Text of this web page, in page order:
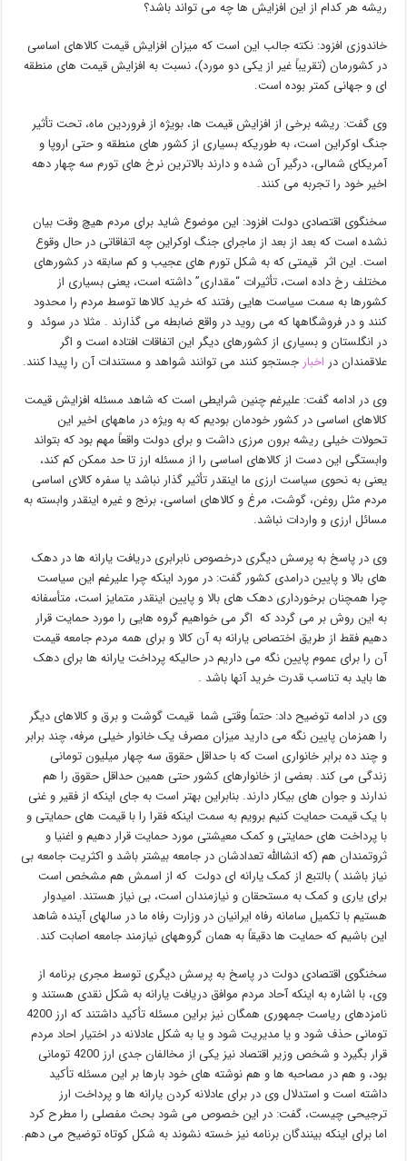
ریشه هر کدام از این افزایش ها چه می تواند باشد؟
خاندوزی افزود: نکته جالب این است که میزان افزایش قیمت کالاهای اساسی
در کشورمان (تقریباً غیر از یکی دو مورد)، نسبت به افزایش قیمت های منطقه
ای و جهانی کمتر بوده است.
وی گفت: ریشه برخی از افزایش قیمت ها، بویژه از فروردین ماه، تحت تأثیر
جنگ اوکراین است، به طوریکه بسیاری از کشور های منطقه و حتی اروپا و
آمریکای شمالی، درگیر آن شده و دارند بالاترین نرخ های تورم سه چهار دهه
اخیر خود را تجربه می کنند.
سخنگوی اقتصادی دولت افزود: این موضوع شاید برای مردم هیچ وقت بیان
نشده است که بعد از بعد از ماجرای جنگ اوکراین چه اتفاقاتی در حال وقوع
است. این اثر قیمتی که به شکل تورم های عجیب و کم سابقه در کشورهای
مختلف رخ داده است، تأثیرات “مقداری” داشته است، یعنی بسیاری از
کشورها به سمت سیاست هایی رفتند که خرید کالاها توسط مردم را محدود
کنند و در فروشگاهها که می روید در واقع ضابطه می گذارند . مثلا در سوئد و
در انگلستان و بسیاری از کشورهای دیگر این اتفاقات افتاده است و اگر
علاقمندان در اخبارجستجو کنند می توانند شواهد و مستندات آن را پیدا کنند.
وی در ادامه گفت: علیرغم چنین شرایطی است که شاهد مسئله افزایش قیمت
کالاهای اساسی در کشور خودمان بودیم که به ویژه در ماههای اخیر این
تحولات خیلی ریشه برون مرزی داشت و برای دولت واقعاً مهم بود که بتواند
وابستگی این دست از کالاهای اساسی را از مسئله ارز تا حد ممکن کم کند،
یعنی به نحوی سیاست ارزی ما اینقدر تأثیر گذار نباشد یا سفره کالای اساسی
مردم مثل روغن، گوشت، مرغ و کالاهای اساسی، برنج و غیره اینقدر وابسته به
مسائل ارزی و واردات نباشد.
وی در پاسخ به پرسش دیگری درخصوص نابرابری دریافت یارانه ها در دهک
های بالا و پایین درامدی کشور گفت: در مورد اینکه چرا علیرغم این سیاست
چرا همچنان برخورداری دهک های بالا و پایین اینقدر متمایز است، متأسفانه
به این روش بر می گردد که اگر می خواهیم گروه هایی را مورد حمایت قرار
دهیم فقط از طریق اختصاص یارانه به آن کالا و برای همه مردم جامعه قیمت
آن را برای عموم پایین نگه می داریم در حالیکه پرداخت یارانه ها برای دهک
ها باید به تناسب قدرت خرید آنها باشد .
وی در ادامه توضیح داد: حتماً وقتی شما قیمت گوشت و برق و کالاهای دیگر
را همزمان پایین نگه می دارید میزان مصرف یک خانوار خیلی مرفه، چند برابر
و چند ده برابر خانواری است که با حداقل حقوق سه چهار میلیون تومانی
زندگی می کند. بعضی از خانوارهای کشور حتی همین حداقل حقوق را هم
ندارند و جوان های بیکار دارند. بنابراین بهتر است به جای اینکه از فقیر و غنی
با یک قیمت حمایت کنیم برویم به سمت اینکه فقرا را با قیمت های حمایتی و
با پرداخت های حمایتی و کمک معیشتی مورد حمایت قرار دهیم و اغنیا و
ثروتمندان هم (که انشاالله تعدادشان در جامعه بیشتر باشد و اکثریت جامعه بی
نیاز باشند ) بالتبع از کمک یارانه ای دولت که از اسمش هم مشخص است
برای یاری و کمک به مستحقان و نیازمندان است، بی نیاز هستند. امیدوار
هستیم با تکمیل سامانه رفاه ایرانیان در وزارت رفاه ما در سالهای آینده شاهد
این باشیم که حمایت ها دقیقاً به همان گروههای نیازمند جامعه اصابت کند.
سخنگوی اقتصادی دولت در پاسخ به پرسش دیگری توسط مجری برنامه از
وی، با اشاره به اینکه آحاد مردم موافق دریافت یارانه به شکل نقدی هستند و
نامزدهای ریاست جمهوری همگان نیز براین مسئله تأکید داشتند که ارز 4200
تومانی حذف شود و یا مدیریت شود و یا به شکل عادلانه در اختیار احاد مردم
قرار بگیرد و شخص وزیر اقتصاد نیز یکی از مخالفان جدی ارز 4200 تومانی
بود، و هم در مصاحبه ها و هم نوشته های خود بارها بر این مسئله تأکید
داشته است و استدلال وی در برای عادلانه کردن یارانه ها و پرداخت ارز
ترجیحی چیست، گفت: در این خصوص می شود بحث مفصلی را مطرح کرد
اما برای اینکه بینندگان برنامه نیز خسته نشوند به شکل کوتاه توضیح می دهم.